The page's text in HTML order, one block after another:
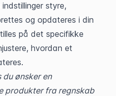
styre,
og opdateres i din
på det specifikke
hvordan et
du ønsker en
produkter fra regnskab